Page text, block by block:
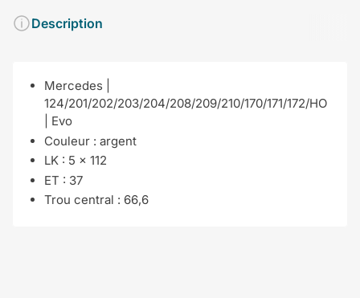
Description
Mercedes |
124/201/202/203/204/208/209/210/170/171/172/HO
| Evo
Couleur : argent
LK : 5 x 112
ET : 37
Trou central : 66,6